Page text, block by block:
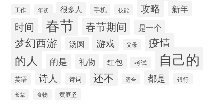
工作 年初 很多人 手机 技能 攻略 新年
时间 春节 春节期间 是一个
梦幻西游 汤圆 游戏 父母 疫情
的人 的是 礼物 红包 考试 自己的
英语 诗人 诗词 还不 适合 都是 银行
长辈 食物 黄庭坚